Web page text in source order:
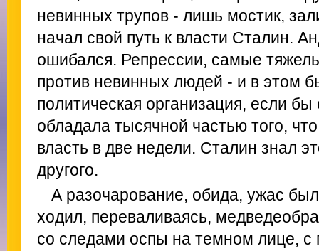
невинных трупов - лишь мостик,
начал свой путь к власти Сталин.
ошибался. Репрессии, самые
против невинных людей - и в этом
политическая организация, если
обладала тысячной частью того,
власть в две недели. Сталин знал
другого.
А разочарование, обида, ужас
ходил, переваливаясь,
со следами оспы на темном лице, с